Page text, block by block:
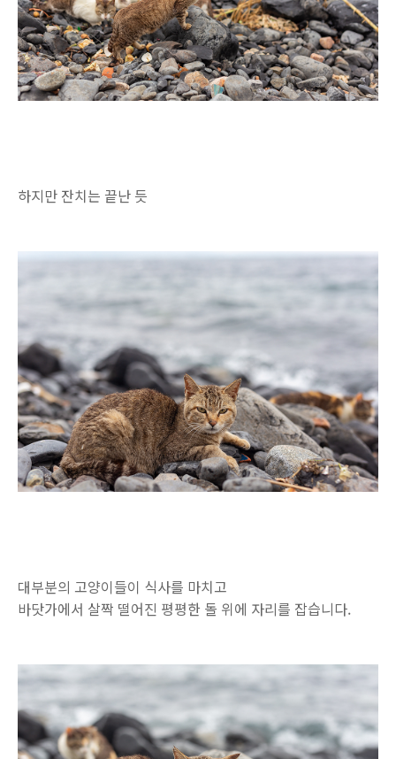
하지만 잔치는 끝난 듯
대부분의 고양이들이 식사를 마치고
바닷가에서 살짝 떨어진 평평한 돌 위에 자리를 잡습니다.